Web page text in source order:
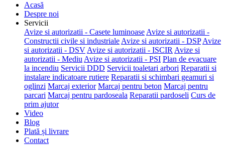
Acasă
Despre noi
Servicii
Avize si autorizatii - Casete luminoase Avize si autorizatii -
Constructii civile si industriale Avize si autorizatii - DSP Avize
si autorizatii - DSV Avize si autorizatii - ISCIR Avize si
autorizatii - Mediu Avize si autorizatii - PSI Plan de evacuare
la incendiu Servicii DDD Servicii toaletari arbori Reparatii si
instalare indicatoare rutiere Reparatii si schimbari geamuri si
oglinzi Marcaj exterior Marcaj pentru beton Marcaj pentru
parcari Marcaj pentru pardoseala Reparatii pardoseli Curs de
prim ajutor
Video
Blog
Plată și livrare
Contact